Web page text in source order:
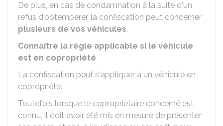
De plus, en cas de condamnation à la suite d'un
refus d'obtempérer, la confiscation peut concerner
plusieurs de vos véhicules.
Connaître la règle applicable si le véhicule
est en copropriété
La confiscation peut s'appliquer à un véhicule en
copropriété.
Toutefois lorsque le copropriétaire concerné est
connu, il doit avoir été mis en mesure de présenter